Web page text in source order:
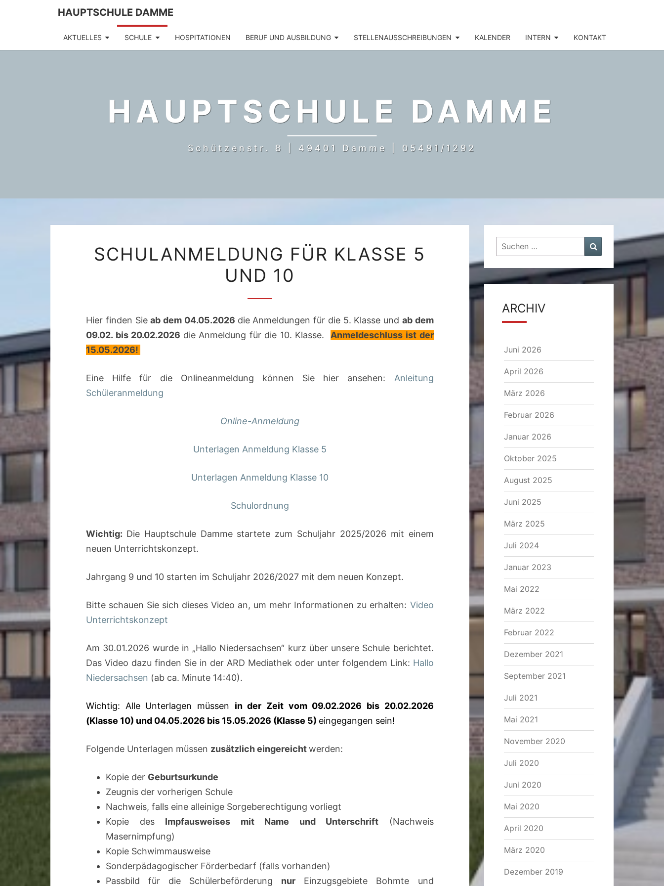
HAUPTSCHULE DAMME
AKTUELLES SCHULE HOSPITATIONEN BERUF UND AUSBILDUNG STELLENAUSSCHREIBUNGEN KALENDER INTERN KONTAKT
HAUPTSCHULE DAMME
Schützenstr. 8 | 49401 Damme | 05491/1292
FÜR
KLASSE
5
UND
SCHULANMELDUNG FÜR KLASSE 5
UND 10
Hier finden Sieab dem 04.05.2026 die Anmeldungen für die 5. Klasse und ab dem
09.02. bis 20.02.2026 die Anmeldung für die 10. Klasse. Anmeldeschluss ist der
15.05.2026!
Eine Hilfe für die Onlineanmeldung können Sie hier ansehen: Anleitung
Schüleranmeldung
Online-Anmeldung
Unterlagen Anmeldung Klasse 5
Unterlagen Anmeldung Klasse 10
Schulordnung
Wichtig: Die Hauptschule Damme startete zum Schuljahr 2025/2026 mit einem
neuen Unterrichtskonzept.
Jahrgang 9 und 10 starten im Schuljahr 2026/2027 mit dem neuen Konzept.
Bitte schauen Sie sich dieses Video an, um mehr Informationen zu erhalten: Video
Unterrichtskonzept
Am 30.01.2026 wurde in „Hallo Niedersachsen“ kurz über unsere Schule berichtet.
Das Video dazu finden Sie in der ARD Mediathek oder unter folgendem Link: Hallo
Niedersachsen (ab ca. Minute 14:40).
Wichtig: Alle Unterlagen müssen in der Zeit vom 09.02.2026 bis 20.02.2026
(Klasse 10) und 04.05.2026 bis 15.05.2026 (Klasse 5) eingegangen sein!
Folgende Unterlagen müssen zusätzlich eingereichtwerden:
Kopie der Geburtsurkunde
Zeugnis der vorherigen Schule
Nachweis, falls eine alleinige Sorgeberechtigung vorliegt
Kopie des Impfausweises mit Name und Unterschrift (Nachweis
Masernimpfung)
Kopie Schwimmausweise
Sonderpädagogischer Förderbedarf (falls vorhanden)
Passbild für die Schülerbeförderung nur Einzugsgebiete Bohmte und
Suchen
nach:
Suchen
ARCHIV
Juni 2026
April 2026
März 2026
Februar 2026
Januar 2026
Oktober 2025
August 2025
Juni 2025
März 2025
Juli 2024
Januar 2023
Mai 2022
März 2022
Februar 2022
Dezember 2021
September 2021
Juli 2021
Mai 2021
November 2020
Juli 2020
Juni 2020
Mai 2020
April 2020
März 2020
Dezember 2019